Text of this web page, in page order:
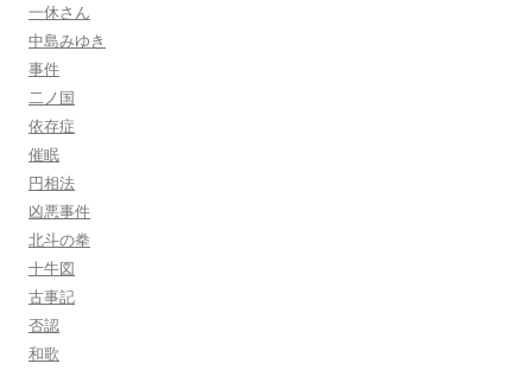
一休さん
中島みゆき
事件
二ノ国
依存症
催眠
円相法
凶悪事件
北斗の拳
十牛図
古事記
否認
和歌